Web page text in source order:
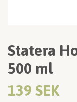
Statera
500 ml
139 SEK